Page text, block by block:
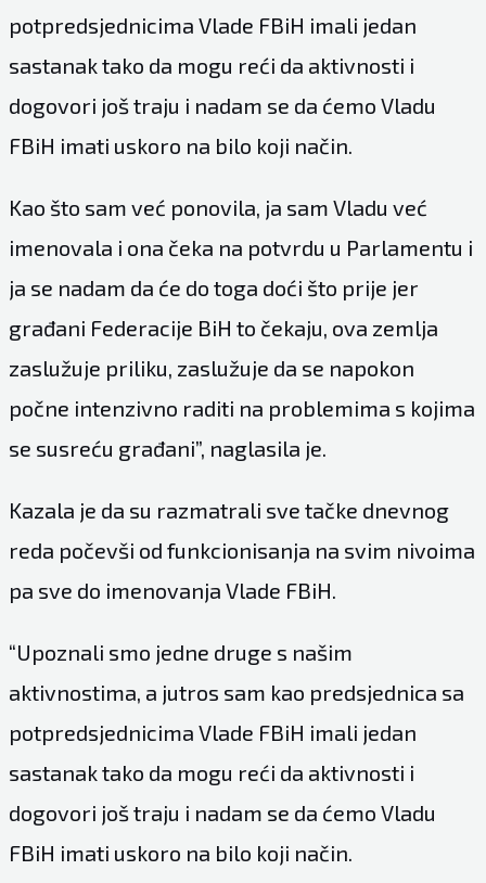
potpredsjednicima Vlade FBiH imali jedan
sastanak tako da mogu reći da aktivnosti i
dogovori još traju i nadam se da ćemo Vladu
FBiH imati uskoro na bilo koji način.
Kao što sam već ponovila, ja sam Vladu već
imenovala i ona čeka na potvrdu u Parlamentu i
ja se nadam da će do toga doći što prije jer
građani Federacije BiH to čekaju, ova zemlja
zaslužuje priliku, zaslužuje da se napokon
počne intenzivno raditi na problemima s kojima
se susreću građani”, naglasila je.
Kazala je da su razmatrali sve tačke dnevnog
reda počevši od funkcionisanja na svim nivoima
pa sve do imenovanja Vlade FBiH.
“Upoznali smo jedne druge s našim
aktivnostima, a jutros sam kao predsjednica sa
potpredsjednicima Vlade FBiH imali jedan
sastanak tako da mogu reći da aktivnosti i
dogovori još traju i nadam se da ćemo Vladu
FBiH imati uskoro na bilo koji način.